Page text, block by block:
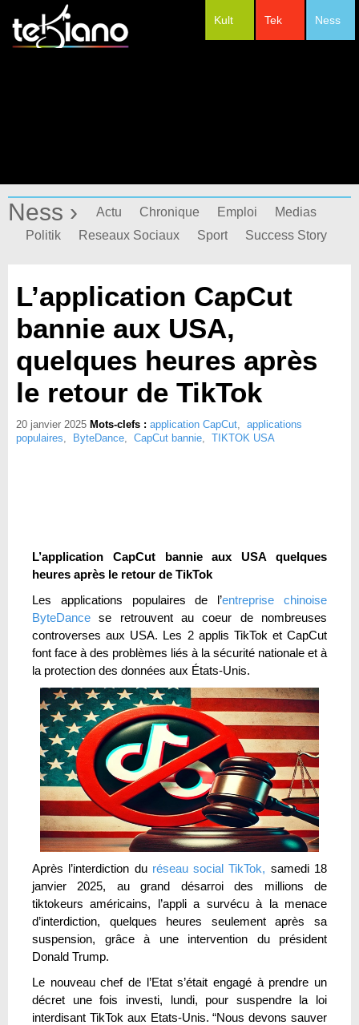
Ness
Tek
Kult
Ness › Actu Chronique Emploi
Medias
Politik
Reseaux Sociaux Sport Success Story
L’application CapCut
bannie aux USA,
quelques heures après
le retour de TikTok
20 janvier 2025 Mots-clefs : application CapCut, applications
populaires, ByteDance, CapCut bannie, TIKTOK USA
L’application CapCut bannie aux USA quelques
heures après le retour de TikTok
Les applications populaires de l’entreprise chinoise
ByteDance se retrouvent au coeur de nombreuses
controverses aux USA. Les 2 applis TikTok et CapCut
font face à des problèmes liés à la sécurité nationale et à
la protection des données aux États-Unis.
Après l’interdiction du réseau social TikTok, samedi 18
janvier 2025, au grand désarroi des millions de
tiktokeurs américains, l’appli a survécu à la menace
d’interdiction, quelques heures seulement après sa
suspension, grâce à une intervention du président
Donald Trump.
Le nouveau chef de l’Etat s’était engagé à prendre un
décret une fois investi, lundi, pour suspendre la loi
interdisant TikTok aux Etats-Unis. “Nous devons sauver